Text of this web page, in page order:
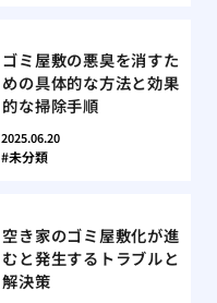
ゴミ屋敷の悪臭を消すた
めの具体的な方法と効果
的な掃除手順
2025.06.20
未分類
空き家のゴミ屋敷化が進
むと発生するトラブルと
解決策